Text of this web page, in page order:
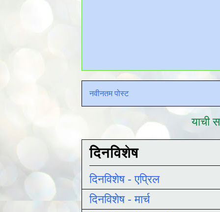
नवीनतम पोस्ट
याची
दिनविशेष
दिनविशेष - एप्रिल
दिनविशेष - मार्च